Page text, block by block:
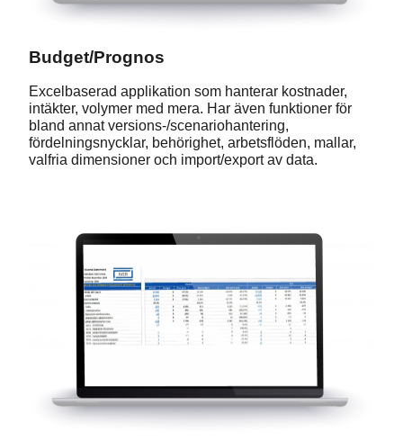
Budget/Prognos
Excelbaserad applikation som hanterar kostnader,
intäkter, volymer med mera. Har även funktioner för
bland annat versions-/scenariohantering,
fördelningsnycklar, behörighet, arbetsflöden, mallar,
valfria dimensioner och import/export av data.